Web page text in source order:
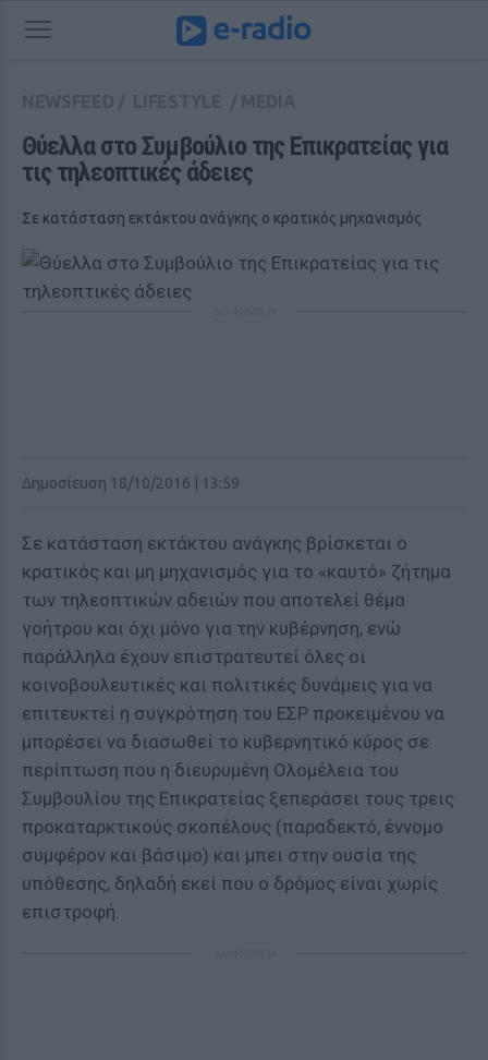
Θύελλα στο Συμβούλιο της Επικρατείας για
τις τηλεοπτικές άδειες
Σε κατάσταση εκτάκτου ανάγκης ο κρατικός μηχανισμός
Δημοσίευση 18/10/2016 | 13:59
Σε κατάσταση εκτάκτου ανάγκης βρίσκεται ο
κρατικός και μη μηχανισμός για το «καυτό» ζήτημα
των τηλεοπτικών αδειών που αποτελεί θέμα
γοήτρου και όχι μόνο για την κυβέρνηση, ενώ
παράλληλα έχουν επιστρατευτεί όλες οι
κοινοβουλευτικές και πολιτικές δυνάμεις για να
επιτευκτεί η συγκρότηση του ΕΣΡ προκειμένου να
μπορέσει να διασωθεί το κυβερνητικό κύρος σε
περίπτωση που η διευρυμένη Ολομέλεια του
Συμβουλίου της Επικρατείας ξεπεράσει τους τρεις
προκαταρκτικούς σκοπέλους (παραδεκτό, έννομο
συμφέρον και βάσιμο) και μπει στην ουσία της
υπόθεσης, δηλαδή εκεί που ο δρόμος είναι χωρίς
επιστροφή.